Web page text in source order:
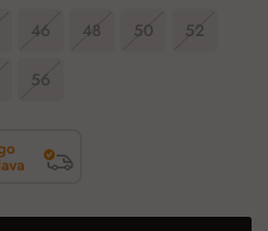
46 48 50 52
56